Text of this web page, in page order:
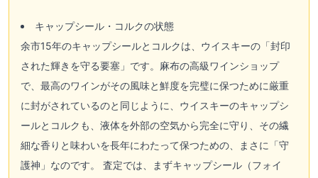
キャップシール・コルクの状態
余市15年のキャップシールとコルクは、ウイスキーの「封印
された輝きを守る要塞」です。麻布の高級ワインショップ
で、最高のワインがその風味と鮮度を完璧に保つために厳重
に封がされているのと同じように、ウイスキーのキャップシ
ールとコルクも、液体を外部の空気から完全に守り、その繊
細な香りと味わいを長年にわたって保つための、まさに「守
護神」なのです。 査定では、まずキャップシール（フォイ